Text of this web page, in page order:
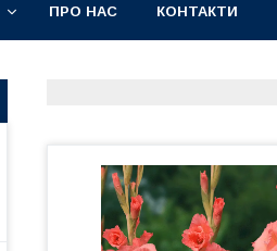
ПРО НАС КОНТАКТИ